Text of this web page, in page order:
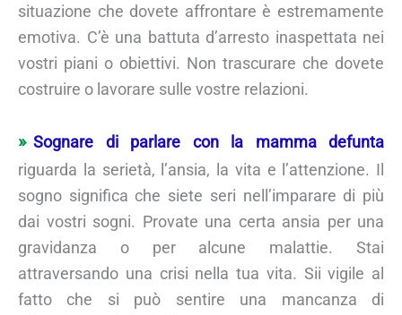
situazione che dovete affrontare è estremamente
emotiva. C’è una battuta d’arresto inaspettata nei
vostri piani o obiettivi. Non trascurare che dovete
costruire o lavorare sulle vostre relazioni.
Sognare di parlare con la mamma defunta
riguarda la serietà, l’ansia, la vita e l’attenzione. Il
sogno significa che siete seri nell’imparare di più
dai vostri sogni. Provate una certa ansia per una
gravidanza o per alcune malattie. Stai
attraversando una crisi nella tua vita. Sii vigile al
fatto che si può sentire una mancanza di